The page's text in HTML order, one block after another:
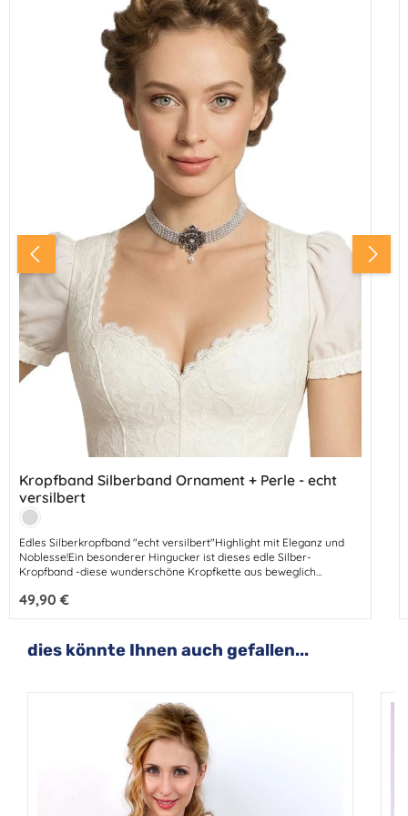
Kropfband Silberband Ornament + Perle - echt
versilbert
Farbe:
Silber
Edles Silberkropfband "echt versilbert"Highlight mit Eleganz und
Noblesse!Ein besonderer Hingucker ist dieses edle Silber-
Kropfband -diese wunderschöne Kropfkette aus beweglich
zauberhaften Effekt an jedem Dirndl-Decolleté. Verziert ist das
Kropfband mit einem filigranen Trachtenschmuck-Ornamentsowie
33 cm + 4 cm Verlängerung - Perlengröße 4 mmPerlen +
Schmucksteine Swarovski-KristallFarbe: SilberMetall: 100% Messing
Regulärer Preis:
49,90 €
Produktgalerie überspringen
dies könnte Ihnen auch gefallen...